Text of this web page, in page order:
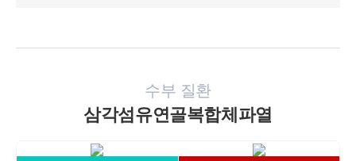
수부 질환
삼각섬유연골복합체파열